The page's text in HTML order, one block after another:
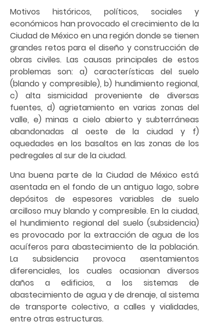
Motivos históricos, políticos, sociales y
económicos han provocado el crecimiento de la
Ciudad de México en una región donde se tienen
grandes retos para el diseño y construcción de
obras civiles. Las causas principales de estos
problemas son: a) características del suelo
(blando y compresible), b) hundimiento regional,
c) alta sismicidad proveniente de diversas
fuentes, d) agrietamiento en varias zonas del
valle, e) minas a cielo abierto y subterráneas
abandonadas al oeste de la ciudad y f)
oquedades en los basaltos en las zonas de los
pedregales al sur de la ciudad.
Una buena parte de la Ciudad de México está
asentada en el fondo de un antiguo lago, sobre
depósitos de espesores variables de suelo
arcilloso muy blando y compresible. En la ciudad,
el hundimiento regional del suelo (subsidencia)
es provocado por la extracción de agua de los
acuíferos para abastecimiento de la población.
La subsidencia provoca asentamientos
diferenciales, los cuales ocasionan diversos
daños a edificios, a los sistemas de
abastecimiento de agua y de drenaje, al sistema
de transporte colectivo, a calles y vialidades,
entre otras estructuras.